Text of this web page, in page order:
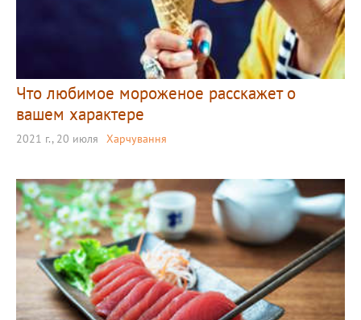
Что любимое мороженое расскажет о
вашем характере
2021 г., 20 июля Харчування